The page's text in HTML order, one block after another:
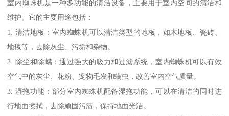
室内蜘蛛机是一种多功能的清洁设备，主要用于室内空间的清洁和
维护。它的主要用途包括：
1. 清洁地板：室内蜘蛛机可以清洁类型的地板，如木地板、瓷砖、
地毯等，去除灰尘、污垢和杂物。
2. 除尘和除螨：通过强大的吸力和过滤系统，室内蜘蛛机可以有效
空气中的灰尘、花粉、宠物毛发和螨虫，改善室内空气质量。
3. 湿拖功能：部分室内蜘蛛机配备湿拖功能，可以在清洁的同时进
行地面擦拭，去除顽固污渍，保持地面光洁。